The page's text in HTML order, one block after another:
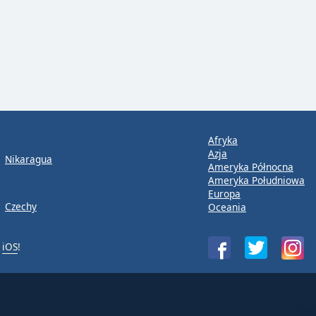
Nikaragua
Czechy
iOS!
Afryka
Azja
Ameryka Północna
Ameryka Południowa
Europa
Oceania